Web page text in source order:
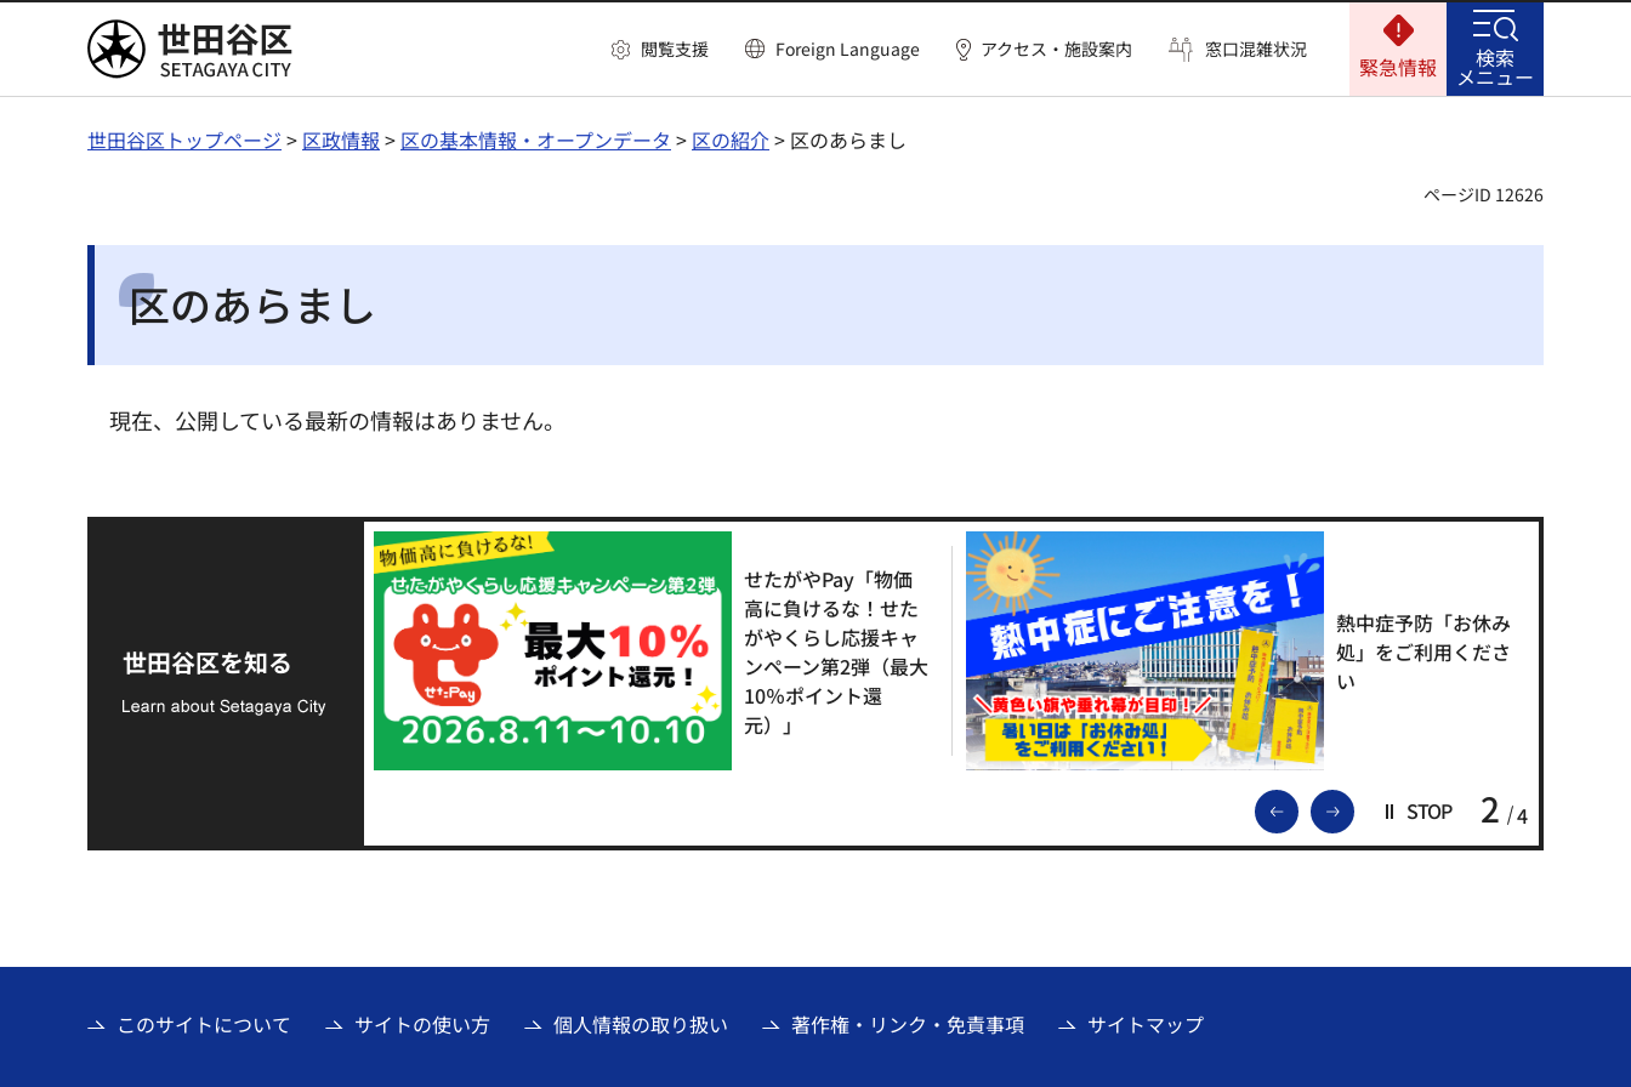
世田谷区 閲覧支援 Foreign Language アクセス・施設案内 窓口混雑状況
緊急情報 検索
メニュー
世田谷区トップページ > 区政情報 > 区の基本情報・オープンデータ > 区の紹介> 区のあらまし
ページID 12626
区のあらまし
現在、公開している最新の情報はありません。
世田谷区を知る
前のスライドを表示
次のスライドを表示
STOP 2 4
支援金の募集につい
て
せたがやPay「物価
高に負けるな！せた
がやくらし応援キャ
ンペーン第2弾（最大
10％ポイント還
元）」
熱中症予防「お休み
処」をご利用くださ
い
このサイトについて サイトの使い方 個人情報の取り扱い 著作権・リンク・免責事項 サイトマップ